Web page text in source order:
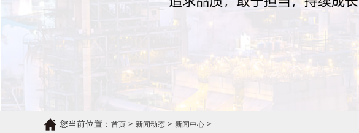
您当前位置： 首页 > 新闻动态 > 新闻中心 >